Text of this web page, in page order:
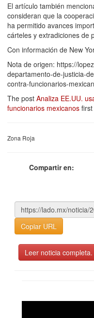
El artículo también
consideran que la
ha permitido avances
cárteles y extradiciones de
Con información de New
Nota de origen: https://
departamento-de-justicia-
contra-funcionarios-
The post Analiza EE.UU.
funcionarios mexicanos
Zona Roja
Compartir en:
Copiar URL
Leer noticia completa.